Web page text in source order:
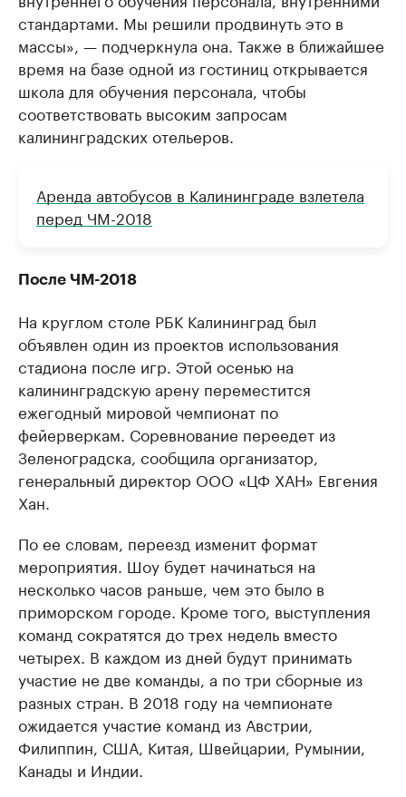
стандартами. Мы решили продвинуть это в
массы», — подчеркнула она. Также в ближайшее
время на базе одной из гостиниц открывается
школа для обучения персонала, чтобы
соответствовать высоким запросам
калининградских отельеров.
Аренда автобусов в Калининграде взлетела
перед ЧМ-2018
После ЧМ-2018
На круглом столе РБК Калининград был
объявлен один из проектов использования
стадиона после игр. Этой осенью на
калининградскую арену переместится
ежегодный мировой чемпионат по
фейерверкам. Соревнование переедет из
Зеленоградска, сообщила организатор,
генеральный директор ООО «ЦФ ХАН» Евгения
Хан.
По ее словам, переезд изменит формат
мероприятия. Шоу будет начинаться на
несколько часов раньше, чем это было в
приморском городе. Кроме того, выступления
команд сократятся до трех недель вместо
четырех. В каждом из дней будут принимать
участие не две команды, а по три сборные из
разных стран. В 2018 году на чемпионате
ожидается участие команд из Австрии,
Филиппин, США, Китая, Швейцарии, Румынии,
Канады и Индии.